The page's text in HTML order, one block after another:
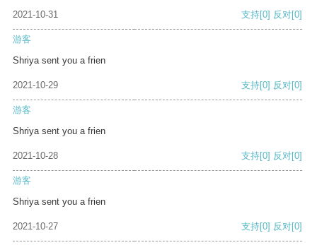
2021-10-31 支持[0] 反对[0]
游客
Shriya sent you a frien
2021-10-29 支持[0] 反对[0]
游客
Shriya sent you a frien
2021-10-28 支持[0] 反对[0]
游客
Shriya sent you a frien
2021-10-27 支持[0] 反对[0]